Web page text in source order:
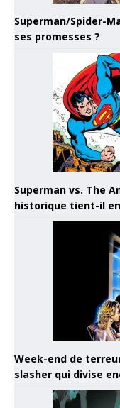
Superman/Spider-
ses promesses ?
Superman vs. The
historique tient-il
Week-end de
slasher qui divise